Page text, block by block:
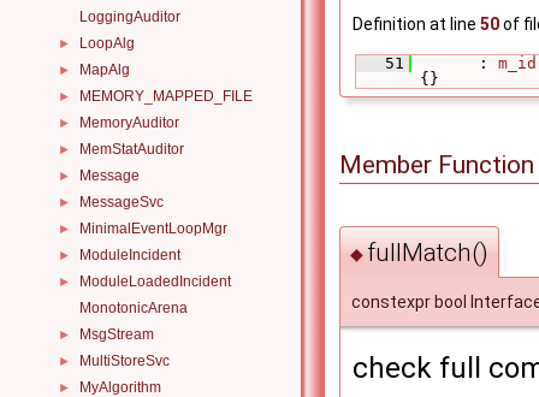
LoggingAuditor
► LoopAlg
► MapAlg
► MEMORY_MAPPED_FILE
► MemoryAuditor
► MemStatAuditor
► Message
► MessageSvc
► MinimalEventLoopMgr
► ModuleIncident
►
ModuleLoadedIncident
MonotonicArena
► MsgStream
► MultiStoreSvc
► MyAlgorithm
Definition at line 50of
   51
: m_id
{}
Member
◆ fullMatch()
constexpr bool
check full